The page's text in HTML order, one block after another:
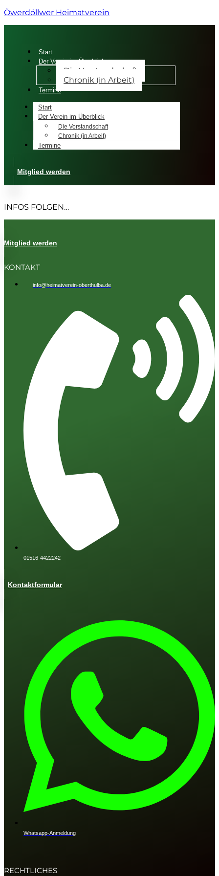
Öwerdöllwer Heimatverein
Start
Der Verein im Überblick
Die Vorstandschaft
Chronik (in Arbeit)
Termine
Start
Der Verein im Überblick
Die Vorstandschaft
Chronik (in Arbeit)
Termine
Mitglied werden
INFOS FOLGEN…
Mitglied werden
KONTAKT
info@heimatverein-oberthulba.de
01516-4422242
Kontaktformular
Whatsapp-Anmeldung
RECHTLICHES